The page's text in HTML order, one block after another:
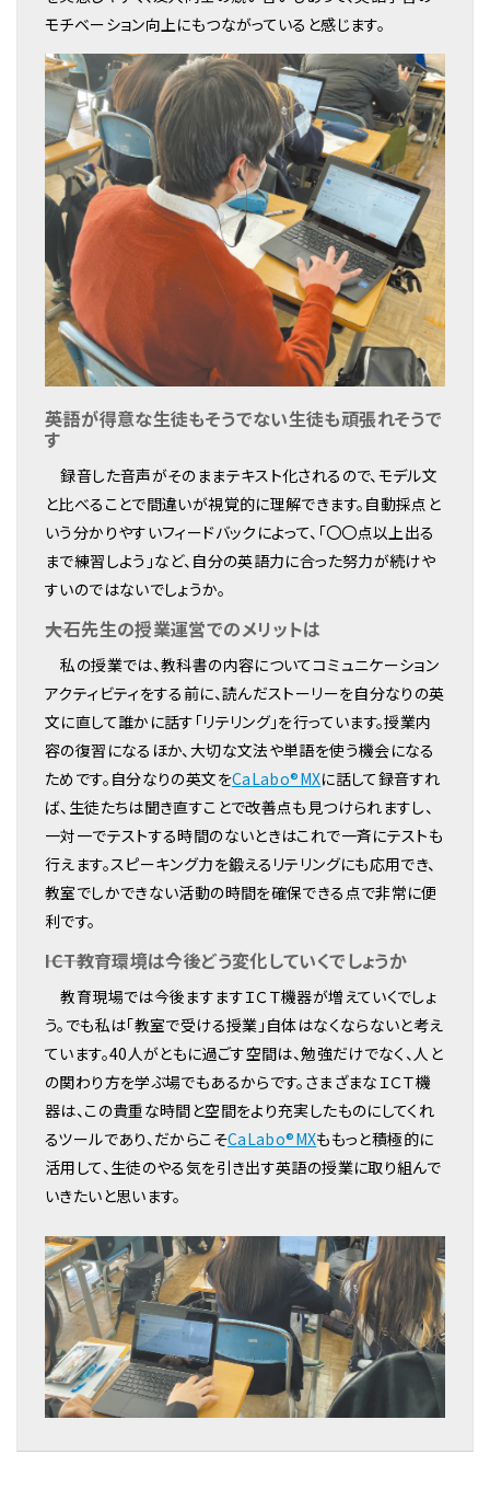
モチベーション向上にもつながっていると感じます。
――英語が得意な生徒もそうでない生徒も頑張れそうで
す
録音した音声がそのままテキスト化されるので、モデル文
と比べることで間違いが視覚的に理解できます。自動採点と
いう分かりやすいフィードバックによって、「〇〇点以上出る
まで練習しよう」など、自分の英語力に合った努力が続けや
すいのではないでしょうか。
――大石先生の授業運営でのメリットは
私の授業では、教科書の内容についてコミュニケーション
アクティビティをする前に、読んだストーリーを自分なりの英
文に直して誰かに話す「リテリング」を行っています。授業内
容の復習になるほか、大切な文法や単語を使う機会になる
ためです。自分なりの英文をCaLabo®MXに話して録音すれ
ば、生徒たちは聞き直すことで改善点も見つけられますし、
一対一でテストする時間のないときはこれで一斉にテストも
行えます。スピーキング力を鍛えるリテリングにも応用でき、
教室でしかできない活動の時間を確保できる点で非常に便
利です。
――ICT教育環境は今後どう変化していくでしょうか
教育現場では今後ますますＩＣＴ機器が増えていくでしょ
う。でも私は「教室で受ける授業」自体はなくならないと考え
ています。40人がともに過ごす空間は、勉強だけでなく、人と
の関わり方を学ぶ場でもあるからです。さまざまなＩＣＴ機
器は、この貴重な時間と空間をより充実したものにしてくれ
るツールであり、だからこそCaLabo®MXももっと積極的に
活用して、生徒のやる気を引き出す英語の授業に取り組んで
いきたいと思います。